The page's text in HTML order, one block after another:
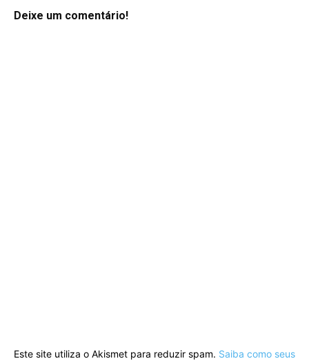
Deixe um comentário!
Este site utiliza o Akismet para reduzir spam. Saiba como seus